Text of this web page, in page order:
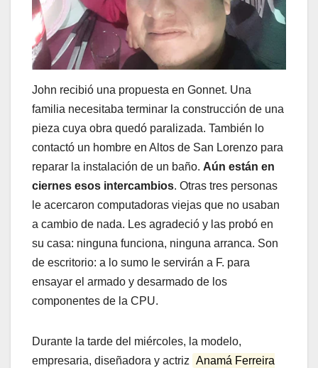
John recibió una propuesta en Gonnet. Una
familia necesitaba terminar la construcción de una
pieza cuya obra quedó paralizada. También lo
contactó un hombre en Altos de San Lorenzo para
reparar la instalación de un baño. Aún están en
ciernes esos intercambios. Otras tres personas
le acercaron computadoras viejas que no usaban
a cambio de nada. Les agradeció y las probó en
su casa: ninguna funciona, ninguna arranca. Son
de escritorio: a lo sumo le servirán a F. para
ensayar el armado y desarmado de los
componentes de la CPU.
Durante la tarde del miércoles, la modelo,
empresaria, diseñadora y actriz Anamá Ferreira